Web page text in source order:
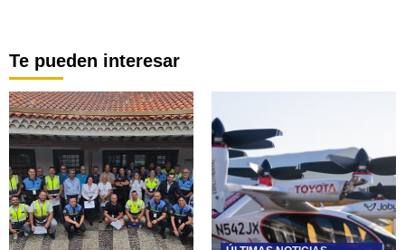
Te pueden interesar